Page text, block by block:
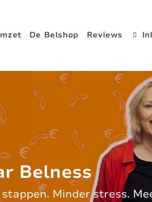
De Belshop Reviews
Belness
Minder stress.